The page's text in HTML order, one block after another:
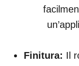
Finitura: Il